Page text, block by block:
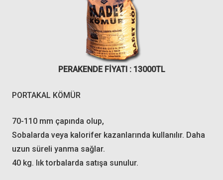
PERAKENDE FİYATI : 13000TL
PORTAKAL KÖMÜR
70-110 mm çapında olup,
Sobalarda veya kalorifer kazanlarında kullanılır. Daha
uzun süreli yanma sağlar.
40 kg. lık torbalarda satışa sunulur.